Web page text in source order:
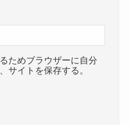
ためブラウザーに自分
サイトを保存する。